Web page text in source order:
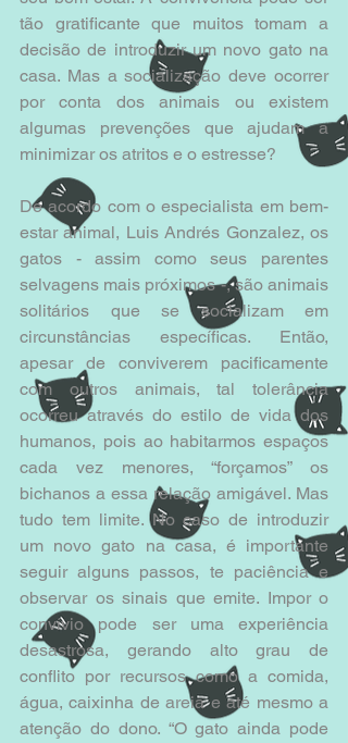
tão gratificante que muitos tomam a
decisão de introduzir um novo gato na
casa. Mas a socialização deve ocorrer
por conta dos animais ou existem
algumas prevenções que ajudam a
minimizar os atritos e o estresse?
De acordo com o especialista em bem-
estar animal, Luis Andrés Gonzalez, os
gatos - assim como seus parentes
selvagens mais próximos -, são animais
solitários que se socializam em
circunstâncias específicas. Então,
apesar de conviverem pacificamente
com outros animais, tal tolerância
ocorreu através do estilo de vida dos
humanos, pois ao habitarmos espaços
cada vez menores, “forçamos” os
bichanos a essa relação amigável. Mas
tudo tem limite. No caso de introduzir
um novo gato na casa, é importante
seguir alguns passos, te paciência e
observar os sinais que emite. Impor o
convívio pode ser uma experiência
desastrosa, gerando alto grau de
conflito por recursos como a comida,
água, caixinha de areia e até mesmo a
atenção do dono. “O gato ainda pode